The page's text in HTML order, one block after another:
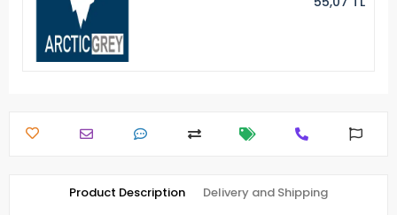
Product Description Delivery and Shipping